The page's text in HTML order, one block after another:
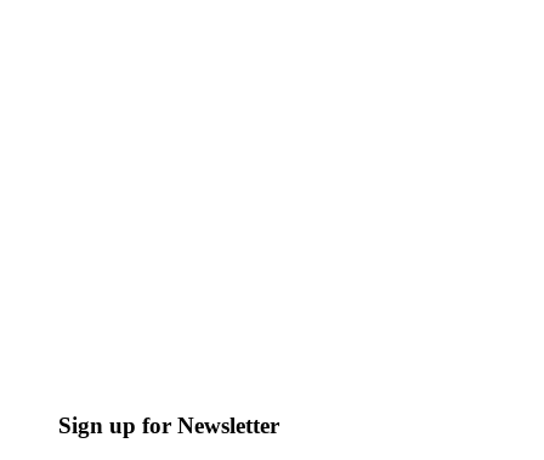
Sign up for Newsletter